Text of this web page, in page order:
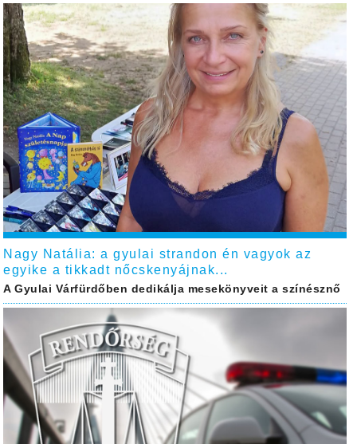
Nagy Natália: a gyulai strandon én vagyok az
egyike a tikkadt nőcskenyájnak...
A Gyulai Várfürdőben dedikálja mesekönyveit a színésznő